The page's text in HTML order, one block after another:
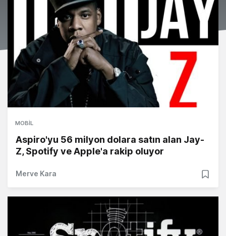
MOBIL
Aspiro'yu 56 milyon dolara satın alan Jay-
Z, Spotify ve Apple'a rakip oluyor
Merve Kara